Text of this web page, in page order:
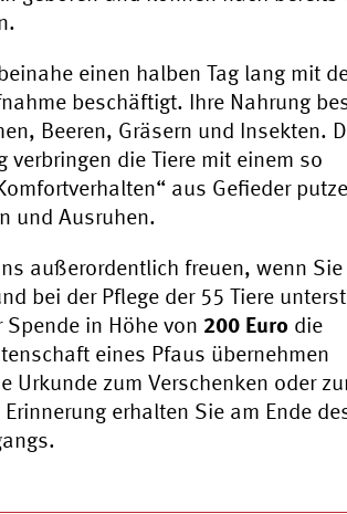
einen halben Tag lang mit
beschäftigt. Ihre Nahrung
Beeren, Gräsern und Insekten.
verbringen die Tiere mit einem so
aus Gefieder
und Ausruhen.
außerordentlich freuen, wenn
bei der Pflege der 55 Tiere
Spende in Höhe von 200 Euro die
eines Pfaus übernehmen
Urkunde zum Verschenken oder
erhalten Sie am Ende